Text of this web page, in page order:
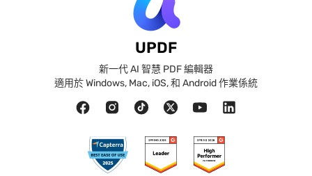
UPDF
新一代 AI 智慧 PDF 編輯器
適用於 Windows, Mac, iOS, 和 Android 作業係統